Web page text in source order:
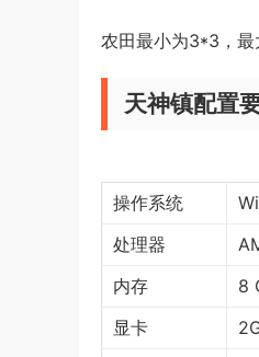
农田最小为3*3，最
天神镇配置
操作系统
处理器
内存
8
显卡